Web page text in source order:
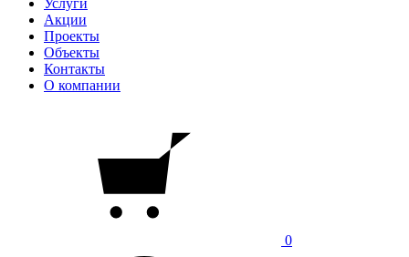
Услуги
Акции
Проекты
Объекты
Контакты
О компании
0